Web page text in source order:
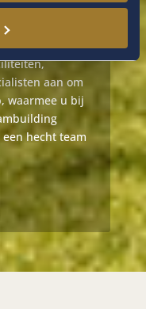
deze zelf
specialisten.
u voor ogen
aan om
waarmee u bij
hecht team